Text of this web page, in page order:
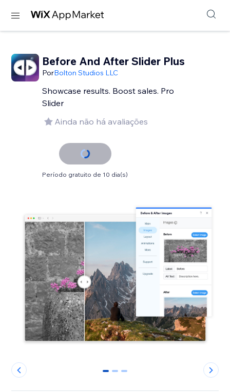
Before And After Slider Plus
PorBolton Studios LLC
Showcase results. Boost sales. Pro
Slider
Ainda não há avaliações
Período gratuito de 10 dia(s)
0 1 2